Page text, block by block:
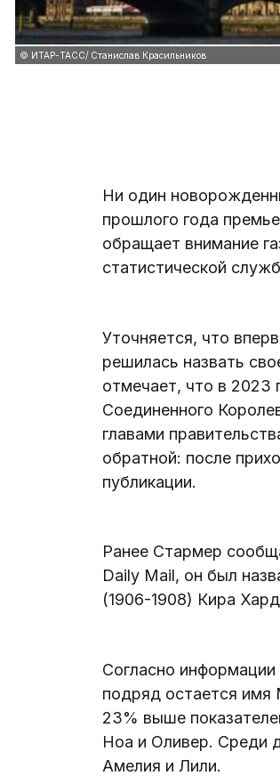
© ИТАР-ТАСС/ Станислав Красильников
Ни один
прошлого года
обращает внимание
статистической
Уточняется, что
решилась назвать
отмечает, что в 2023
Соединенного
главами
обратной: после
публикации.
Ранее Стармер
Daily Mail, он был
(1906-1908) Кира
Согласно
подряд остается
23% выше
Ноа и Оливер. Среди
Амелия и Лили.